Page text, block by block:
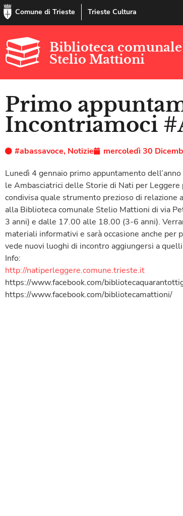
Comune di Trieste Trieste Cultura
Biblioteca comunale
Stelio Mattioni
Primo
Incontriamoci
#abassavoce, Notizie
mercoledì 30
Lunedì 4 gennaio primo appuntamento
le Ambasciatrici delle Storie di Nati per
condivisa quale strumento prezioso di relazione
alla Biblioteca comunale Stelio Mattioni di via
3 anni) e dalle 17.00 alle 18.00 (3-6 anni).
materiali informativi e sarà occasione anche
vede nuovi luoghi di incontro aggiungersi a
Info:
http://natiperleggere.comune.trieste.it
https://www.facebook.com/
https://www.facebook.com/bibliotecamattioni/